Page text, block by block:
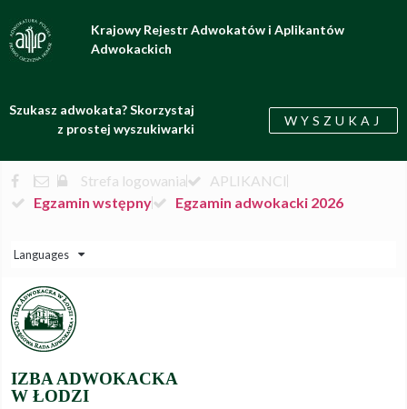
Krajowy Rejestr Adwokatów i Aplikantów
Adwokackich
Szukasz adwokata? Skorzystaj
z prostej wyszukiwarki
WYSZUKAJ
Strefa logowania
APLIKANCI
Egzamin wstępny
Egzamin adwokacki 2026
Languages
IZBA ADWOKACKA
W ŁODZI